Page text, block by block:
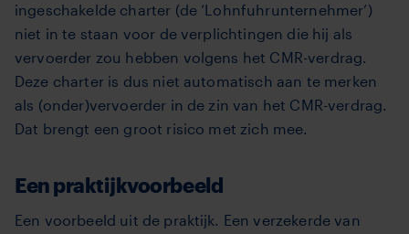
ingeschakelde charter (de ‘Lohnfuhrunternehmer’)
niet in te staan voor de verplichtingen die hij als
vervoerder zou hebben volgens het CMR-verdrag.
Deze charter is dus niet automatisch aan te merken
als (onder)vervoerder in de zin van het CMR-verdrag.
Dat brengt een groot risico met zich mee.
Een praktijkvoorbeeld
Een voorbeeld uit de praktijk. Een verzekerde van